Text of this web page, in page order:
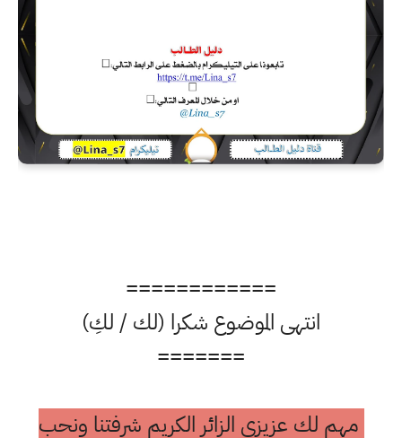
============
انتهى الموضوع شكرا (لك / لكِ)
=======
مهم لك عزيزي الزائر الكريم شرفتنا ونحب